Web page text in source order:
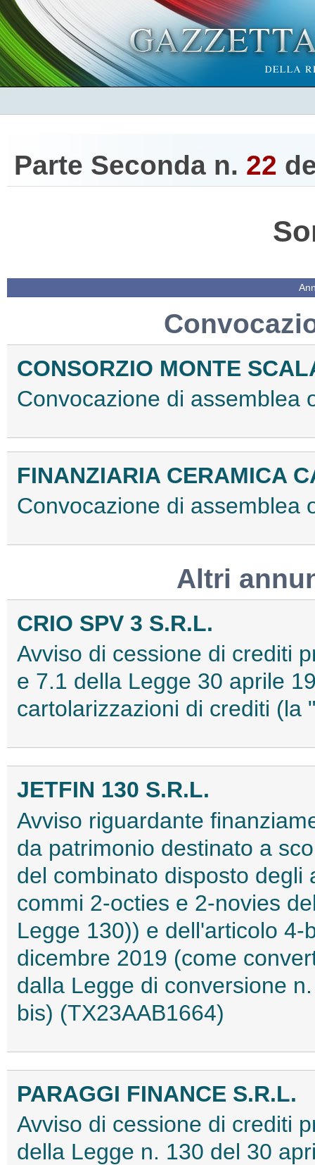
Parte Seconda n. 22
CONSORZIO MONTE
Convocazione di assemblea
FINANZIARIA CERAMICA
Convocazione di assemblea
Altri
CRIO SPV 3 S.R.L.
Avviso di cessione di crediti
e 7.1 della Legge 30 aprile
cartolarizzazioni di crediti (la
JETFIN 130 S.R.L.
Avviso riguardante
da patrimonio destinato a
del combinato disposto
commi 2-octies e 2-novies
Legge 130)) e dell'articolo
dicembre 2019 (come
dalla Legge di conversione
bis) (TX23AAB1664)
PARAGGI FINANCE S.R.L.
Avviso di cessione di crediti
della Legge n. 130 del 30